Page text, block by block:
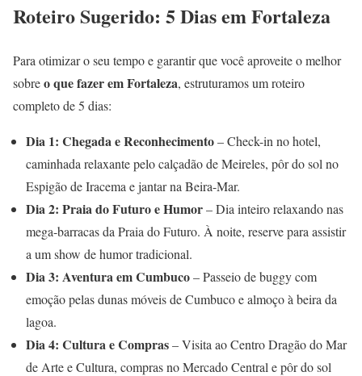
Roteiro Sugerido: 5 Dias em Fortaleza
Para otimizar o seu tempo e garantir que você aproveite o melhor
sobreo que fazer em Fortaleza, estruturamos um roteiro
completo de 5 dias:
Dia 1: Chegada e Reconhecimento– Check-in no hotel,
caminhada relaxante pelo calçadão de Meireles, pôr do sol no
Espigão de Iracema e jantar na Beira-Mar.
Dia 2: Praia do Futuro e Humor– Dia inteiro relaxando nas
mega-barracas da Praia do Futuro. À noite, reserve para assistir
a um show de humor tradicional.
Dia 3: Aventura em Cumbuco– Passeio de buggy com
emoção pelas dunas móveis de Cumbuco e almoço à beira da
lagoa.
Dia 4: Cultura e Compras– Visita ao Centro Dragão do Mar
de Arte e Cultura, compras no Mercado Central e pôr do sol